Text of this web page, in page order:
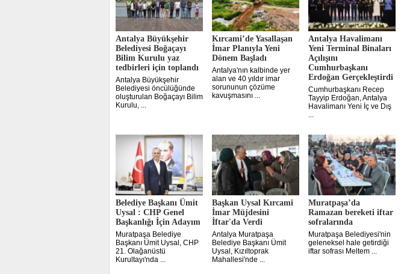
Antalya Büyükşehir
Belediyesi Boğaçayı
Bilim Kurulu yaz
tedbirleri için toplandı
Antalya Büyükşehir
Belediyesi öncülüğünde
oluşturulan Boğaçayı Bilim
Kurulu, ...
Kırcami’de Yasallaşan
İmar Planıyla Yeni
Dönem Başladı
Antalya'nın kalbinde yer
alan ve 40 yıldır imar
sorununun çözüme
kavuşmasını ...
Antalya Havalimanı
Yeni Terminal Binaları
Açılışını
Cumhurbaşkanı
Erdoğan Gerçekleştirdi
Cumhurbaşkanı Recep
Tayyip Erdoğan, Antalya
Havalimanı Yeni İç ve Dış
...
Belediye Başkanı Ümit
Uysal : CHP Genel
Başkanlığı İçin Adayım
Muratpaşa Belediye
Başkanı Ümit Uysal, CHP
21. Olağanüstü
Kurultayı'nda ...
Başkan Uysal Kırcami
İmar Müjdesini
İftar'da Verdi
Antalya Muratpaşa
Belediye Başkanı Ümit
Uysal, Kızıltoprak
Mahallesi'nde ...
Muratpaşa’da
Ramazan bereketi iftar
sofralarında
Muratpaşa Belediyesi'nin
geleneksel hale getirdiği
iftar sofrası Meltem ...